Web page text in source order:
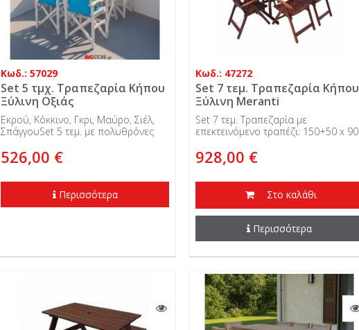
Κωδ.: 57029
Set 5 τμχ. Τραπεζαρία Κήπου
Ξύλινη Οξιάς
Εκρού, Κόκκινο, Γκρι, Μαύρο, Σιέλ,
ΣπάγγουSet 5 τεμ. με πολυθρόνες
526,00 €
Περισσότερα
Κωδ.: 47272
Set 7 τεμ. Τραπεζαρία Κήπου
Ξύλινη Meranti
Set 7 τεμ. Τραπεζαρία με
επεκτεινόμενο τραπέζι: 150+50 x 90
928,00 €
Στο καλάθι
Περισσότερα